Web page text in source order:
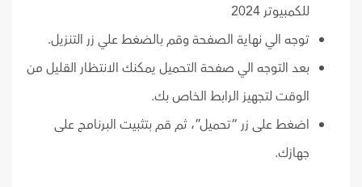
للكمبيوتر 2024
توجه الي نهاية الصفحة وقم بالضغط علي زر التنزيل.
بعد التوجه الي صفحة التحميل يمكنك الانتظار القليل من
الوقت لتجهيز الرابط الخاص بك.
اضغط على زر “تحميل”، ثم قم بتثبيت البرنامج على
جهازك.